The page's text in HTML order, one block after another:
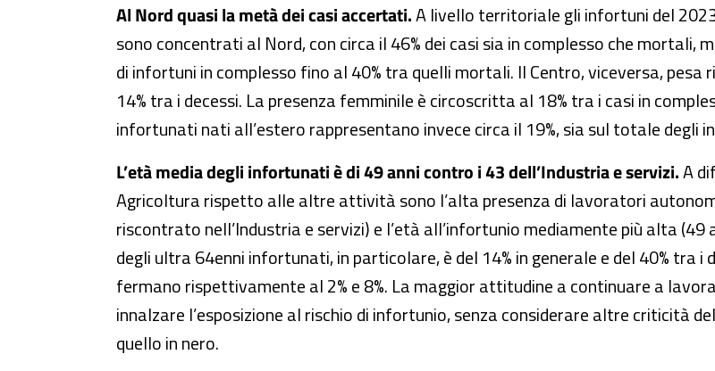
Al Nord quasi la metà dei casi accertati.A livello territoriale gli infortuni del
sono concentrati al Nord, con circa il 46% dei casi sia in complesso che mortali,
di infortuni in complesso fino al 40% tra quelli mortali. Il Centro, viceversa,
14% tra i decessi. La presenza femminile è circoscritta al 18% tra i casi in
infortunati nati all’estero rappresentano invece circa il 19%, sia sul totale degli
L’età media degli infortunati è di 49 anni contro i 43 dell’Industria e servizi.A
Agricoltura rispetto alle altre attività sono l’alta presenza di lavoratori
riscontrato nell’Industria e servizi) e l’età all’infortunio mediamente più alta (49
degli ultra 64enni infortunati, in particolare, è del 14% in generale e del 40% tra i
fermano rispettivamente al 2% e 8%. La maggior attitudine a continuare a
innalzare l’esposizione al rischio di infortunio, senza considerare altre criticità
quello in nero.